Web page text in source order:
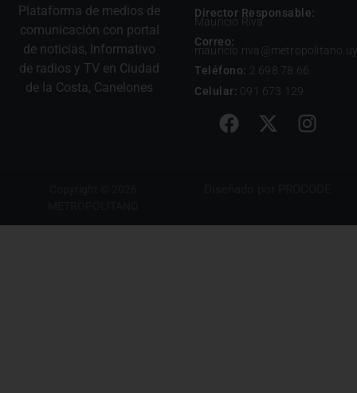
Plataforma de medios de
comunicación con portal
de noticias, Informativo
de radios y TV en Ciudad
de la Costa, Canelones
Director Responsable:
Mauricio Riva
Correo:
mauricio.riva@metropolitano.uy
Teléfono: 2 698 78 66
Celular: 091 673 129